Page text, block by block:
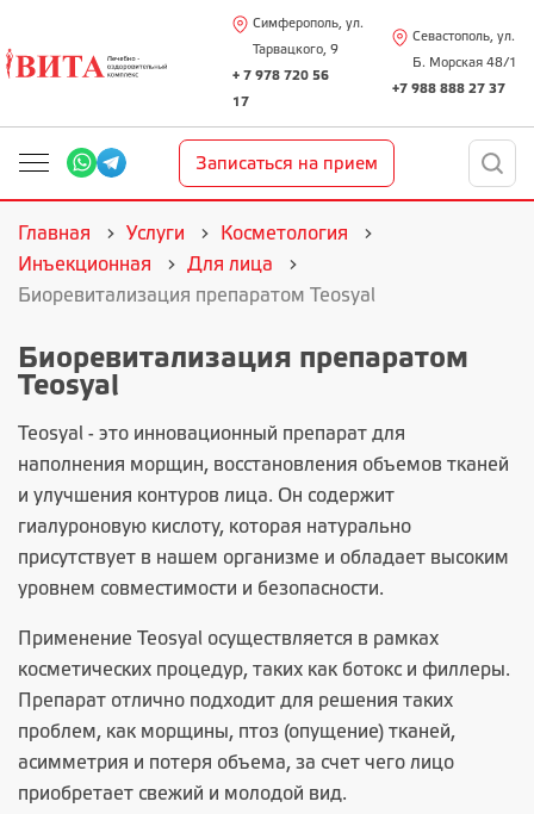
Симферополь, ул.
Тарвацкого, 9
+ 7 978 720 56
17
Севастополь, ул.
Б. Морская 48/1
+7 988 888 27 37
Записаться на прием
Главная Услуги
Косметология
Инъекционная
Для лица
Биоревитализация препаратом Teosyal
Биоревитализация препаратом
Teosyal
Teosyal - это инновационный препарат для
наполнения морщин, восстановления объемов тканей
и улучшения контуров лица. Он содержит
гиалуроновую кислоту, которая натурально
присутствует в нашем организме и обладает высоким
уровнем совместимости и безопасности.
Применение Teosyal осуществляется в рамках
косметических процедур, таких как ботокс и филлеры.
Препарат отлично подходит для решения таких
проблем, как морщины, птоз (опущение) тканей,
асимметрия и потеря объема, за счет чего лицо
приобретает свежий и молодой вид.